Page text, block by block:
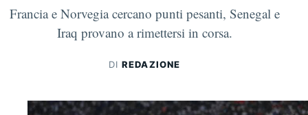
Francia e Norvegia cercano punti pesanti, Senegal e
Iraq provano a rimettersi in corsa.
DIREDAZIONE